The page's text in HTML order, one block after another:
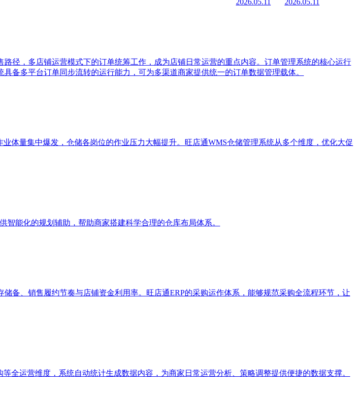
2026.05.11 2026.05.11
径，多店铺运营模式下的订单统筹工作，成为店铺日常运营的重点内容。订单管理系统的核心运行
备多平台订单同步流转的运行能力，可为多渠道商家提供统一的订单数据管理载体。
体量集中爆发，仓储各岗位的作业压力大幅提升。旺店通WMS仓储管理系统从多个维度，优化大促
能化的规划辅助，帮助商家搭建科学合理的仓库布局体系。
备、销售履约节奏与店铺资金利用率。旺店通ERP的采购运作体系，能够规范采购全流程环节，让
全运营维度，系统自动统计生成数据内容，为商家日常运营分析、策略调整提供便捷的数据支撑。